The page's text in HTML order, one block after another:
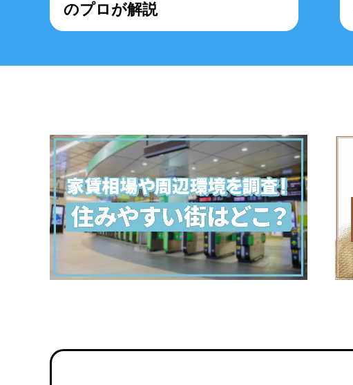
のプロが解説